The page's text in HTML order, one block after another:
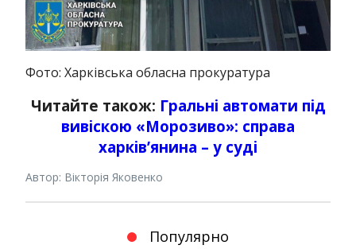
Фото: Харківська обласна прокуратура
Читайте також: Гральні автомати під
вивіскою «Морозиво»: справа
харків’янина – у суді
Автор: Вікторія Яковенко
Популярно